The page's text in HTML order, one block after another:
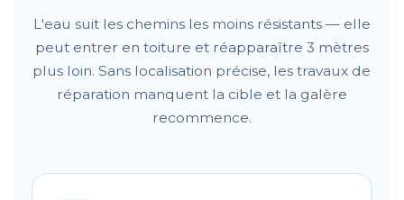
L'eau suit les chemins les moins résistants — elle
peut entrer en toiture et réapparaître 3 mètres
plus loin. Sans localisation précise, les travaux de
réparation manquent la cible et la galère
recommence.